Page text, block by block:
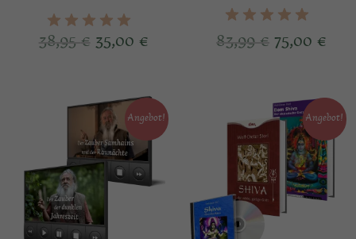
38,95 € 35,00 € 83,99 € 75,00€
Angebot! Angebot!